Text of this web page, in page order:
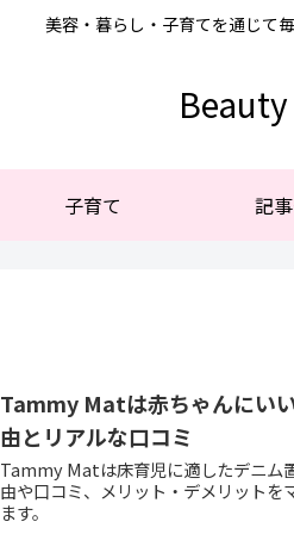
美容・暮らし・子育てを通じて
子育て 記
Tammy Matは赤ちゃんにい
由とリアルな口コミ
Tammy Matは床育児に適したデニム
由や口コミ、メリット・デメリットを
ます。